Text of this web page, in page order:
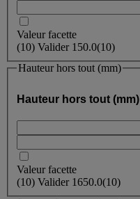
Valeur facette
(10) Valider 150.0(10)
Hauteur hors tout (mm)
Hauteur hors tout (mm)
Valeur facette
(10) Valider 1650.0(10)